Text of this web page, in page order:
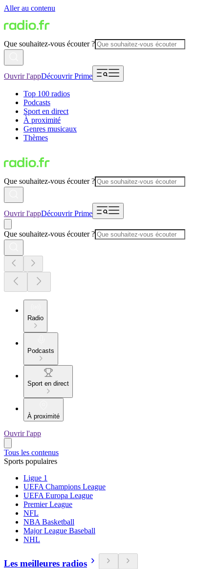
Aller au contenu
Que souhaitez-vous écouter ?
Ouvrir l'appDécouvrir Prime
Top 100 radios
Podcasts
Sport en direct
À proximité
Genres musicaux
Thèmes
Que souhaitez-vous écouter ?
Ouvrir l'appDécouvrir Prime
Que souhaitez-vous écouter ?
Radio
Podcasts
Sport en direct
À proximité
Ouvrir l'app
Tous les contenus
Sports populaires
Ligue 1
UEFA Champions League
UEFA Europa League
Premier League
NFL
NBA Basketball
Major League Baseball
NHL
Les meilleures radios